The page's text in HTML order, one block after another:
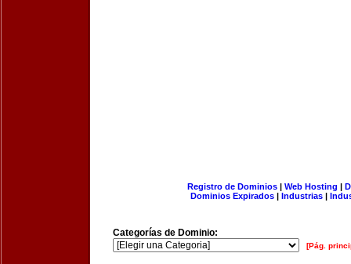
Registro de Dominios| Web Hosting |
Dominios Expirados | Industrias |
Categorías de Dominio:
[Pág.